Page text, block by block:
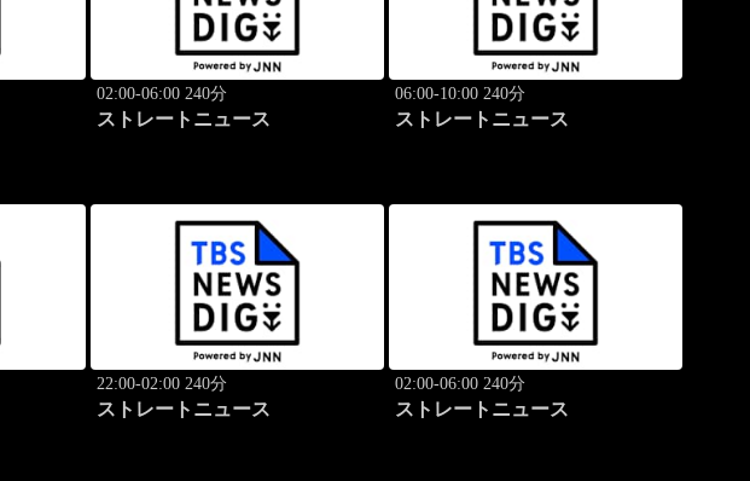
02:00-06:00 240分
ストレートニュース
06:00-10:00 240分
ストレートニュース
22:00-02:00 240分
ストレートニュース
02:00-06:00 240分
ストレートニュース